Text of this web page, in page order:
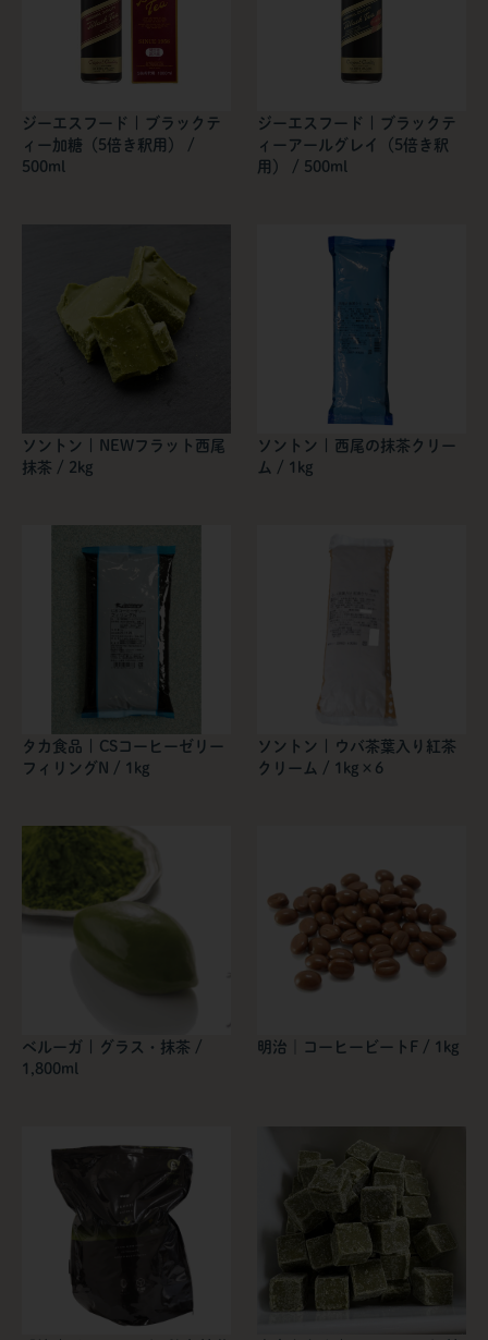
ジーエスフード | ブラックテ
ィー加糖（5倍き釈用） /
500ml
ジーエスフード | ブラックテ
ィーアールグレイ（5倍き釈
用） / 500ml
ソントン | NEWフラット西尾
抹茶 / 2kg
ソントン | 西尾の抹茶クリー
ム / 1kg
タカ食品 | CSコーヒーゼリー
フィリングN / 1kg
ソントン | ウバ茶葉入り紅茶
クリーム / 1kg×6
ベルーガ | グラス・抹茶 /
1,800ml
明治｜コーヒービートF / 1kg